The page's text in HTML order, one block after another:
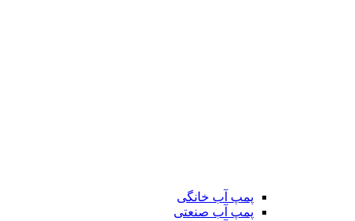
پمپ آب خانگی
پمپ آب صنعتی